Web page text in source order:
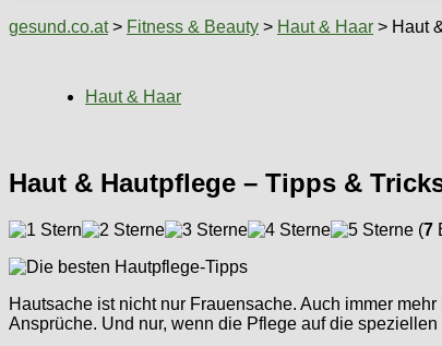
gesund.co.at> Fitness & Beauty > Haut & Haar > Haut
Haut & Haar
Haut & Hautpflege – Tipps &
(7
Hautsache ist nicht nur Frauensache. Auch immer
Ansprüche. Und nur, wenn die Pflege auf die